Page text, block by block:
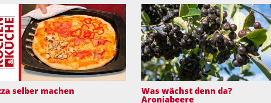
selber machen Was wächst denn da?
Aroniabeere